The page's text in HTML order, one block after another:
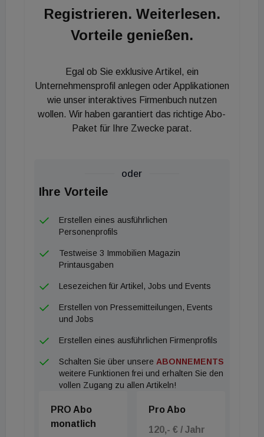
Registrieren. Weiterlesen.
Vorteile genießen.
Egal ob Sie exklusive Artikel, ein
Unternehmensprofil anlegen oder Applikationen
wie unser interaktives Firmenbuch nutzen
wollen. Wir haben garantiert das richtige Abo-
Paket für Ihre Zwecke parat.
oder
Ihre Vorteile
Erstellen eines ausführlichen
Personenprofils
Testweise 3 Immobilien Magazin
Printausgaben
Lesezeichen für Artikel, Jobs und Events
Erstellen von Pressemitteilungen, Events
und Jobs
Erstellen eines ausführlichen Firmenprofils
Schalten Sie über unsere ABONNEMENTS
weitere Funktionen frei und erhalten Sie den
vollen Zugang zu allen Artikeln!
PRO Abo
monatlich
Pro Abo
120,- € / Jahr